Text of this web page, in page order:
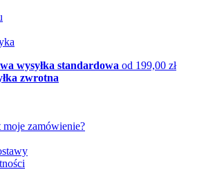
wysyłka standardowa od 199,00 zł
zwrotna
moje zamówienie?